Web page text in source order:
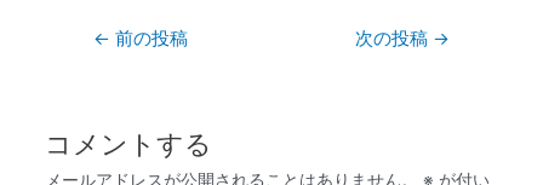
← 前の投稿 次の投稿 →
コメントする
メールアドレスが公開されることはありません。 ※ が付い